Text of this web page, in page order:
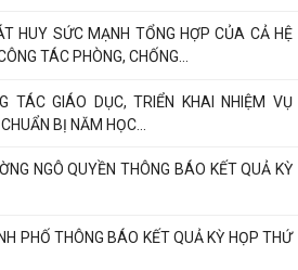
HUY SỨC MẠNH TỔNG HỢP CỦA CẢ HỆ
TÁC PHÒNG, CHỐNG...
TÁC GIÁO DỤC, TRIỂN KHAI NHIỆM VỤ
BỊ NĂM HỌC...
NGÔ QUYỀN THÔNG BÁO KẾT QUẢ KỲ
PHỐ THÔNG BÁO KẾT QUẢ KỲ HỌP THỨ